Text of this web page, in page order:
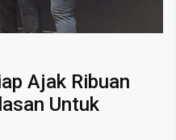
Ajak Ribuan
Untuk